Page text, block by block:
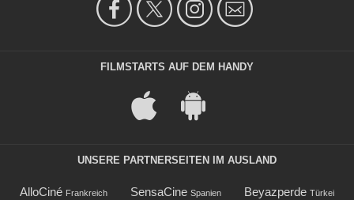
FILMSTARTS AUF DEM HANDY
UNSERE PARTNERSEITEN IM AUSLAND
AlloCiné Frankreich SensaCine Spanien Beyazperde Türkei